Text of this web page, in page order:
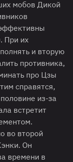
мобов Дикой
При их
и вторую
противника,
про Цзы
справятся,
из-за
встретит
во второй
Он
времени в